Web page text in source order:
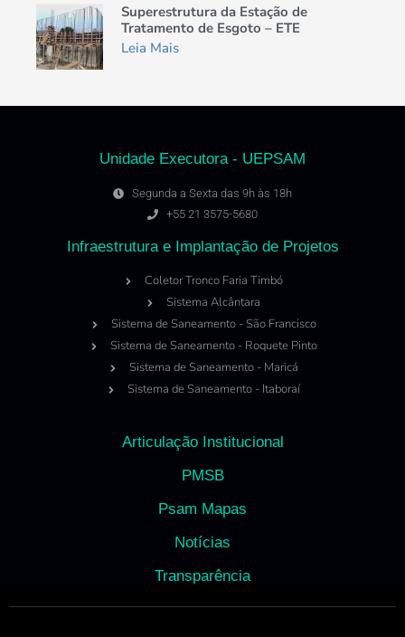
Superestrutura da Estação de
Tratamento de Esgoto – ETE
Leia Mais
Unidade Executora - UEPSAM
Segunda a Sexta das 9h às 18h
+55 21 3575-5680
Infraestrutura e Implantação de Projetos
Coletor Tronco Faria Timbó
Sistema Alcântara
Sistema de Saneamento - São Francisco
Sistema de Saneamento - Roquete Pinto
Sistema de Saneamento - Maricá
Sistema de Saneamento - Itaboraí
Articulação Institucional
PMSB
Psam Mapas
Notícias
Transparência